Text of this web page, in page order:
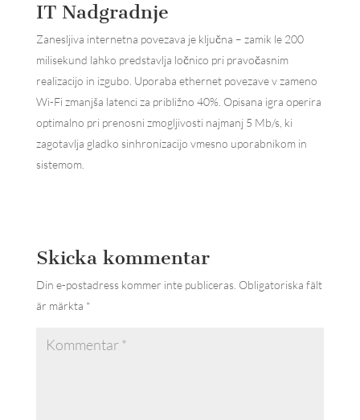
IT Nadgradnje
Zanesljiva internetna povezava je ključna – zamik le 200
milisekund lahko predstavlja ločnico pri pravočasnim
realizacijo in izgubo. Uporaba ethernet povezave v zameno
Wi-Fi zmanjša latenci za približno 40%. Opisana igra operira
optimalno pri prenosni zmogljivosti najmanj 5 Mb/s, ki
zagotavlja gladko sinhronizacijo vmesno uporabnikom in
sistemom.
Skicka kommentar
Din e-postadress kommer inte publiceras. Obligatoriska fält
är märkta *